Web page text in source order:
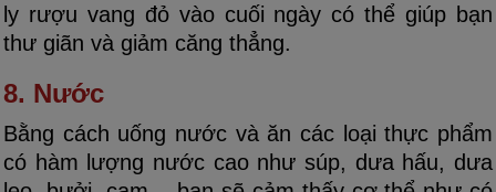
ly rượu vang đỏ vào cuối ngày có thể giúp bạn
thư giãn và giảm căng thẳng.
8. Nước
Bằng cách uống nước và ăn các loại thực phẩm
có hàm lượng nước cao như súp, dưa hấu, dưa